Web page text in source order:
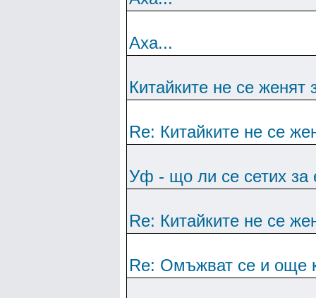
Аха...
Китайките не се женят
Re: Китайките не се
Уф - що ли се сетих за
Re: Китайките не се
Re: Омъжват се и още